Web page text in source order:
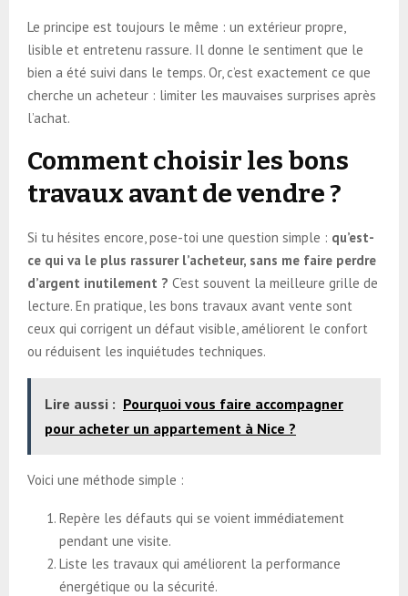
Le principe est toujours le même : un extérieur propre,
lisible et entretenu rassure. Il donne le sentiment que le
bien a été suivi dans le temps. Or, c’est exactement ce que
cherche un acheteur : limiter les mauvaises surprises après
l’achat.
Comment choisir les bons
travaux avant de vendre ?
Si tu hésites encore, pose-toi une question simple : qu’est-
ce qui va le plus rassurer l’acheteur, sans me faire perdre
d’argent inutilement ? C’est souvent la meilleure grille de
lecture. En pratique, les bons travaux avant vente sont
ceux qui corrigent un défaut visible, améliorent le confort
ou réduisent les inquiétudes techniques.
Lire aussi : Pourquoi vous faire accompagner
pour acheter un appartement à Nice ?
Voici une méthode simple :
Repère les défauts qui se voient immédiatement
pendant une visite.
Liste les travaux qui améliorent la performance
énergétique ou la sécurité.